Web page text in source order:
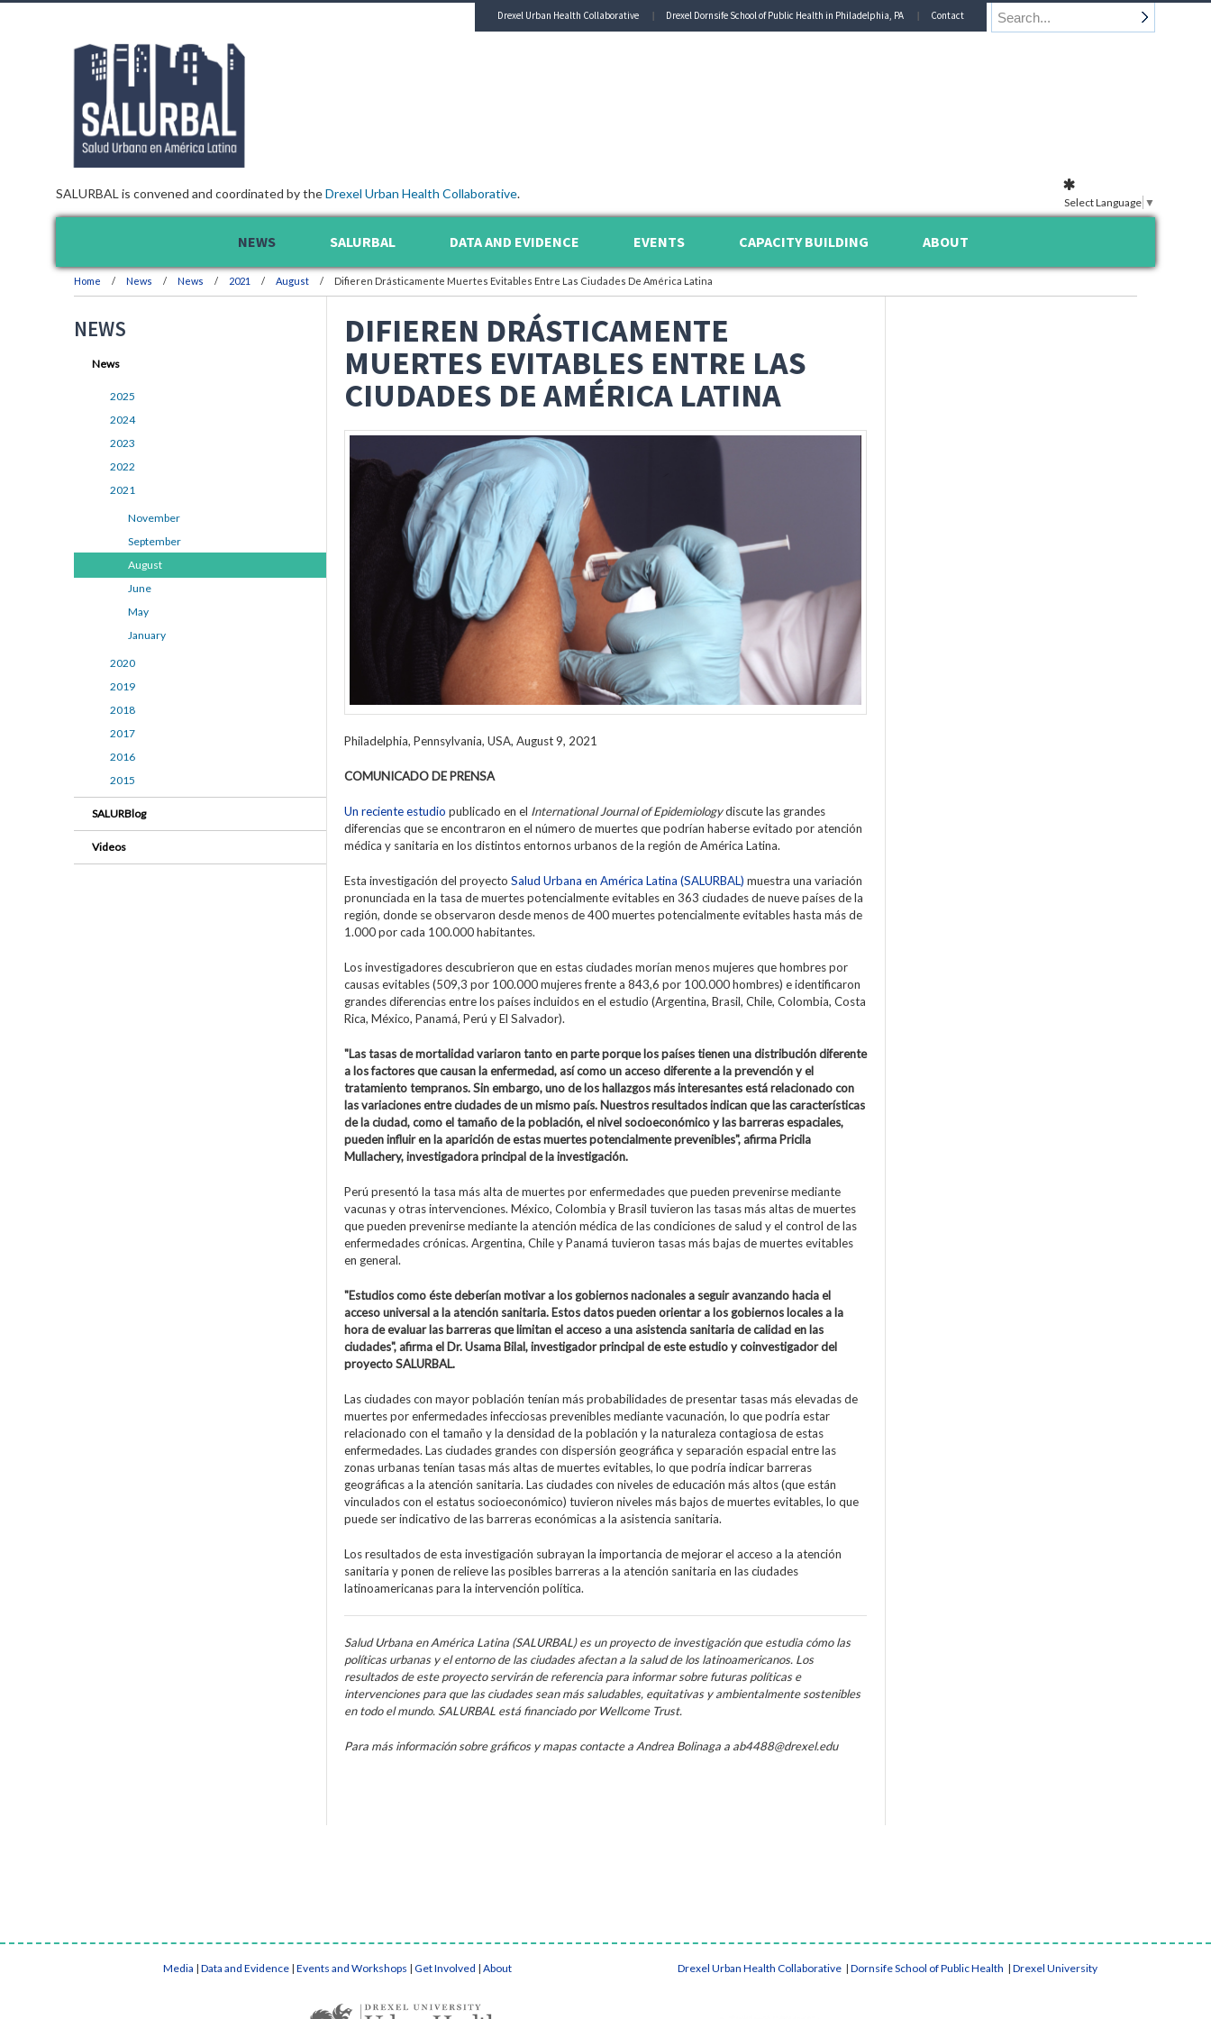
SALURBAL is convened and coordinated by theDrexel Urban Health Collaborative.
Drexel Urban Health Collaborative Drexel Dornsife School of Public Health in Philadelphia, PA Contact
NEWS SALURBAL DATA AND EVIDENCE EVENTS CAPACITY BUILDING ABOUT
Home News News 2021 August Difieren Drásticamente Muertes Evitables Entre Las Ciudades De América Latina
DIFIEREN DRÁSTICAMENTE
MUERTES EVITABLES ENTRE LAS
CIUDADES DE AMÉRICA LATINA
Philadelphia, Pennsylvania, USA, August 9, 2021
COMUNICADO DE PRENSA
Un reciente estudio publicado en el International Journal of Epidemiologydiscute las grandes
diferencias que se encontraron en el número de muertes que podrían haberse evitado por atención
médica y sanitaria en los distintos entornos urbanos de la región de América Latina.
Esta investigación del proyecto Salud Urbana en América Latina (SALURBAL) muestra una variación
pronunciada en la tasa de muertes potencialmente evitables en 363 ciudades de nueve países de la
región, donde se observaron desde menos de 400 muertes potencialmente evitables hasta más de
1.000 por cada 100.000 habitantes.
Los investigadores descubrieron que en estas ciudades morían menos mujeres que hombres por
causas evitables (509,3 por 100.000 mujeres frente a 843,6 por 100.000 hombres) e identificaron
grandes diferencias entre los países incluidos en el estudio (Argentina, Brasil, Chile, Colombia, Costa
Rica, México, Panamá, Perú y El Salvador).
"Las tasas de mortalidad variaron tanto en parte porque los países tienen una distribución diferente
a los factores que causan la enfermedad, así como un acceso diferente a la prevención y el
tratamiento tempranos. Sin embargo, uno de los hallazgos más interesantes está relacionado con
las variaciones entre ciudades de un mismo país. Nuestros resultados indican que las características
de la ciudad, como el tamaño de la población, el nivel socioeconómico y las barreras espaciales,
pueden influir en la aparición de estas muertes potencialmente prevenibles", afirma Pricila
Mullachery, investigadora principal de la investigación.
Perú presentó la tasa más alta de muertes por enfermedades que pueden prevenirse mediante
vacunas y otras intervenciones. México, Colombia y Brasil tuvieron las tasas más altas de muertes
que pueden prevenirse mediante la atención médica de las condiciones de salud y el control de las
enfermedades crónicas. Argentina, Chile y Panamá tuvieron tasas más bajas de muertes evitables
en general.
"Estudios como éste deberían motivar a los gobiernos nacionales a seguir avanzando hacia el
acceso universal a la atención sanitaria. Estos datos pueden orientar a los gobiernos locales a la
hora de evaluar las barreras que limitan el acceso a una asistencia sanitaria de calidad en las
ciudades", afirma el Dr. Usama Bilal, investigador principal de este estudio y coinvestigador del
proyecto SALURBAL.
Las ciudades con mayor población tenían más probabilidades de presentar tasas más elevadas de
muertes por enfermedades infecciosas prevenibles mediante vacunación, lo que podría estar
relacionado con el tamaño y la densidad de la población y la naturaleza contagiosa de estas
enfermedades. Las ciudades grandes con dispersión geográfica y separación espacial entre las
zonas urbanas tenían tasas más altas de muertes evitables, lo que podría indicar barreras
geográficas a la atención sanitaria. Las ciudades con niveles de educación más altos (que están
vinculados con el estatus socioeconómico) tuvieron niveles más bajos de muertes evitables, lo que
puede ser indicativo de las barreras económicas a la asistencia sanitaria.
Los resultados de esta investigación subrayan la importancia de mejorar el acceso a la atención
sanitaria y ponen de relieve las posibles barreras a la atención sanitaria en las ciudades
latinoamericanas para la intervención política.
Salud Urbana en América Latina (SALURBAL) es un proyecto de investigación que estudia cómo las
políticas urbanas y el entorno de las ciudades afectan a la salud de los latinoamericanos. Los
resultados de este proyecto servirán de referencia para informar sobre futuras políticas e
intervenciones para que las ciudades sean más saludables, equitativas y ambientalmente sostenibles
en todo el mundo. SALURBAL está financiado por Wellcome Trust.
Para más información sobre gráficos y mapas contacte a Andrea Bolinaga a ab4488@drexel.edu
NEWS
News
2025
2024
2023
2022
2021
November
September
August
June
May
January
2020
2019
2018
2017
2016
2015
SALURBlog
Videos
Select Language ▼
Media | Data and Evidence | Events and Workshops | Get Involved | About Drexel Urban Health Collaborative | Dornsife School of Public Health | Drexel University